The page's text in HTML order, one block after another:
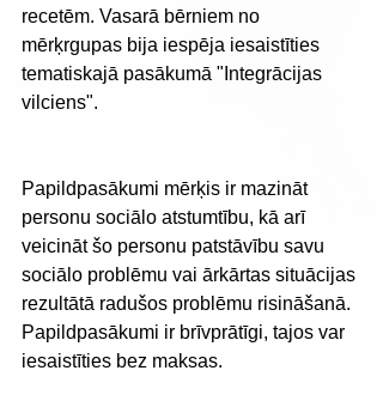
recetēm. Vasarā bērniem no
mērķrgupas bija iespēja iesaistīties
tematiskajā pasākumā "Integrācijas
vilciens".
Papildpasākumi mērķis ir mazināt
personu sociālo atstumtību, kā arī
veicināt šo personu patstāvību savu
sociālo problēmu vai ārkārtas situācijas
rezultātā radušos problēmu risināšanā.
Papildpasākumi ir brīvprātīgi, tajos var
iesaistīties bez maksas.